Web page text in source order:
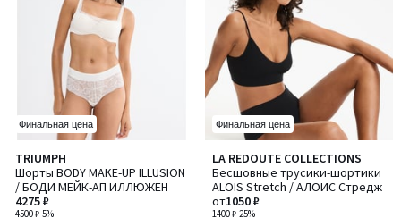
Финальная цена
TRIUMPH
Шорты BODY MAKE-UP ILLUSION
/ БОДИ МЕЙК-АП ИЛЛЮЖЕН
4500 ₽-5%
4275 ₽
Финальная цена
LA REDOUTE COLLECTIONS
Бесшовные трусики-шортики
ALOIS Stretch / АЛОИС Стредж
1400 ₽-25%
от1050 ₽
3,7
/ 5
Количество
цветов:
3